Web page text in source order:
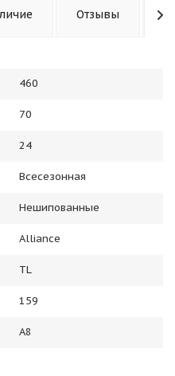
Отзывы
460
70
24
Всесезонная
Нешипованные
Alliance
TL
159
A8